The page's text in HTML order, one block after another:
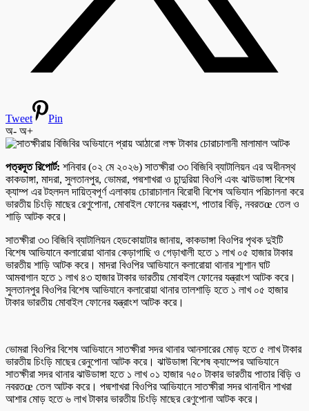
Tweet
Pin
অ- অ+
পত্রদূত রিপোর্ট: শনিবার (০২ মে ২০২৬) সাতক্ষীরা ৩৩ বিজিবি ব্যাটালিয়ন এর অধীনস্থ
কাকডাঙ্গা, মাদরা, সুলতানপুর, ভোমরা, পদ্মশাখরা ও চান্দুরিয়া বিওপি এবং ঝাউডাঙ্গা বিশেষ
ক্যাম্প এর টহলদল দায়িত্বপূর্ণ এলাকায় চোরাচালান বিরোধী বিশেষ অভিযান পরিচালনা করে
ভারতীয় চিংড়ি মাছের রেণুপোনা, মোবাইল ফোনের যন্ত্রাংশ, পাতার বিড়ি, নবরতœ তেল ও
শাড়ি আটক করে।
সাতক্ষীরা ৩৩ বিজিবি ব্যাটালিয়ন হেডকোয়াটার জানায়, কাকডাঙ্গা বিওপির পৃথক দুইটি
বিশেষ আভিযানে কলারোয়া থানার কেড়াগাছি ও গেড়াখালী হতে ১ লাখ ০৫ হাজার টাকার
ভারতীয় শাড়ি আটক করে। মাদরা বিওপির আভিযানে কলারোয়া থানার শ্মশান ঘাট
আমবাগান হতে ১ লাখ ৪৩ হাজার টাকার ভারতীয় মোবাইল ফোনের যন্ত্রাংশ আটক করে।
সুলতানপুর বিওপির বিশেষ আভিযানে কলারোয়া থানার তালশাড়ি হতে ১ লাখ ০৫ হাজার
টাকার ভারতীয় মোবাইল ফোনের যন্ত্রাংশ আটক করে।
ভোমরা বিওপির বিশেষ আভিযানে সাতক্ষীরা সদর থানার আনসারের মোড় হতে ৫ লাখ টাকার
ভারতীয় চিংড়ি মাছের রেনুপোনা আটক করে। ঝাউডাঙ্গা বিশেষ ক্যাম্পের আভিযানে
সাতক্ষীরা সদর থানার ঝাউডাঙ্গা হতে ১ লাখ ০১ হাজার ৭৫০ টাকার ভারতীয় পাতার বিড়ি ও
নবরতœ তেল আটক করে। পদ্মশাখরা বিওপির আভিযানে সাতক্ষীরা সদর থানাধীন শাখরা
আশার মোড় হতে ৬ লাখ টাকার ভারতীয় চিংড়ি মাছের রেণুপোনা আটক করে।